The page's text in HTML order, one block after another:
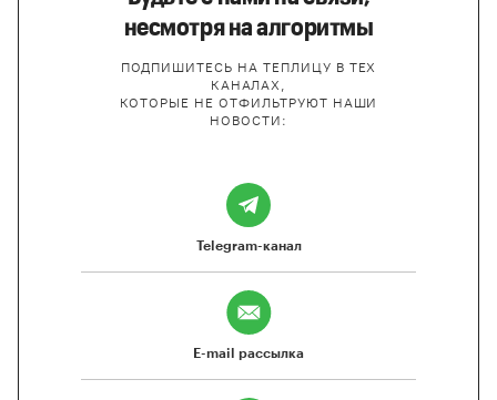
несмотря на алгоритмы
ПОДПИШИТЕСЬ НА ТЕПЛИЦУ В ТЕХ
КАНАЛАХ,
КОТОРЫЕ НЕ ОТФИЛЬТРУЮТ НАШИ
НОВОСТИ:
Telegram-канал
E-mail рассылка